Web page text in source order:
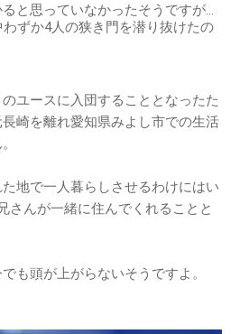
と思っていなかったそうですが…
ずか4人の狭き門を潜り抜けたの
ユースに入団することとなったた
崎を離れ愛知県みよし市での生活
地で一人暮らしさせるわけにはい
さんが一緒に住んでくれることと
も頭が上がらないそうですよ。